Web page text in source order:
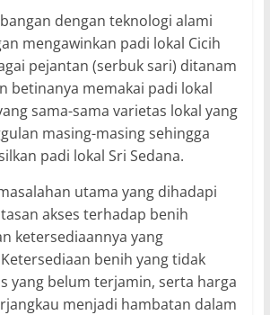
dengan teknologi alami
mengawinkan padi lokal Cicih
pejantan (serbuk sari) ditanam
betinanya memakai padi lokal
sama-sama varietas lokal yang
masing-masing sehingga
padi lokal Sri Sedana.
utama yang dihadapi
akses terhadap benih
ketersediaannya yang
benih yang tidak
yang belum terjamin, serta harga
menjadi hambatan dalam